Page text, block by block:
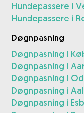
Hundepassere i
Hundepassere i
Døgnpasning
Døgnpasning i
Døgnpasning i
Døgnpasning i
Døgnpasning i
Døgnpasning i